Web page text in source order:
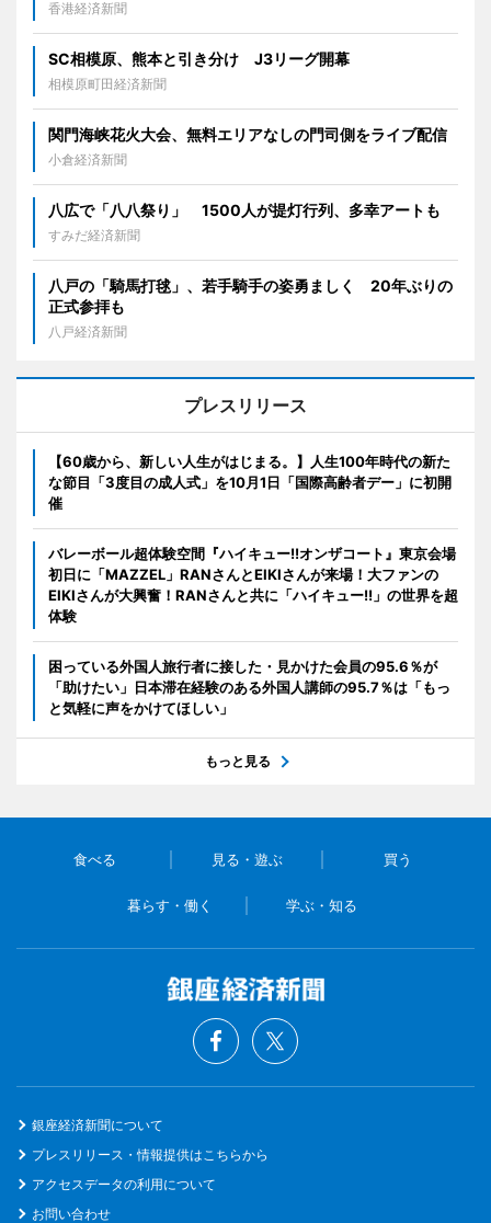
香港経済新聞
SC相模原、熊本と引き分け J3リーグ開幕
相模原町田経済新聞
関門海峡花火大会、無料エリアなしの門司側をライブ配信
小倉経済新聞
八広で「八八祭り」 1500人が提灯行列、多幸アートも
すみだ経済新聞
八戸の「騎馬打毬」、若手騎手の姿勇ましく 20年ぶりの
正式参拝も
八戸経済新聞
プレスリリース
【60歳から、新しい人生がはじまる。】人生100年時代の新た
な節目「3度目の成人式」を10月1日「国際高齢者デー」に初開
催
バレーボール超体験空間『ハイキュー!!オンザコート』東京会場
初日に「MAZZEL」RANさんとEIKIさんが来場！大ファンの
EIKIさんが大興奮！RANさんと共に「ハイキュー!!」の世界を超
体験
困っている外国人旅行者に接した・見かけた会員の95.6％が
「助けたい」日本滞在経験のある外国人講師の95.7％は「もっ
と気軽に声をかけてほしい」
もっと見る
食べる 見る・遊ぶ 買う
暮らす・働く 学ぶ・知る
銀座経済新聞について
プレスリリース・情報提供はこちらから
アクセスデータの利用について
お問い合わせ